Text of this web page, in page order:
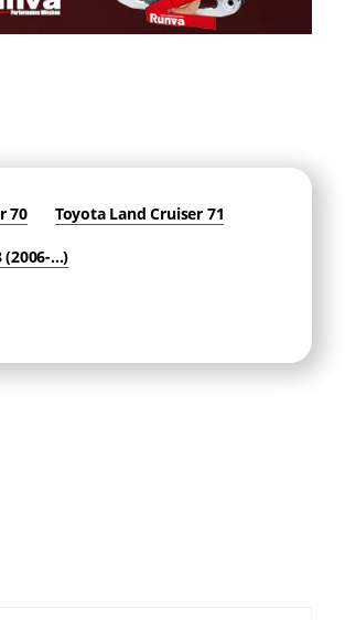
70 Toyota Land Cruiser 71
...)